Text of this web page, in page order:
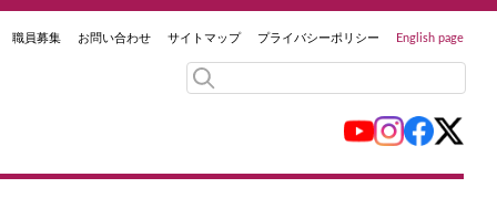
職員募集 お問い合わせ サイトマップ プライバシーポリシー English page